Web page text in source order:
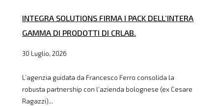
INTEGRA SOLUTIONS FIRMA I PACK DELL’INTERA
GAMMA DI PRODOTTI DI CRLAB.
30 Luglio, 2026
L’agenzia guidata da Francesco Ferro consolida la
robusta partnership con l’azienda bolognese (ex Cesare
Ragazzi)...